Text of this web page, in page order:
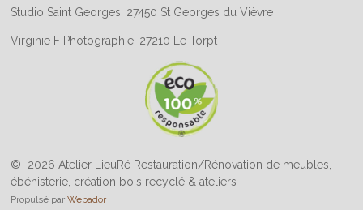
Studio Saint Georges, 27450 St Georges du Vièvre
Virginie F Photographie, 27210 Le Torpt
© 2026 Atelier LieuRé Restauration/Rénovation de meubles,
ébénisterie, création bois recyclé & ateliers
Propulsé par Webador